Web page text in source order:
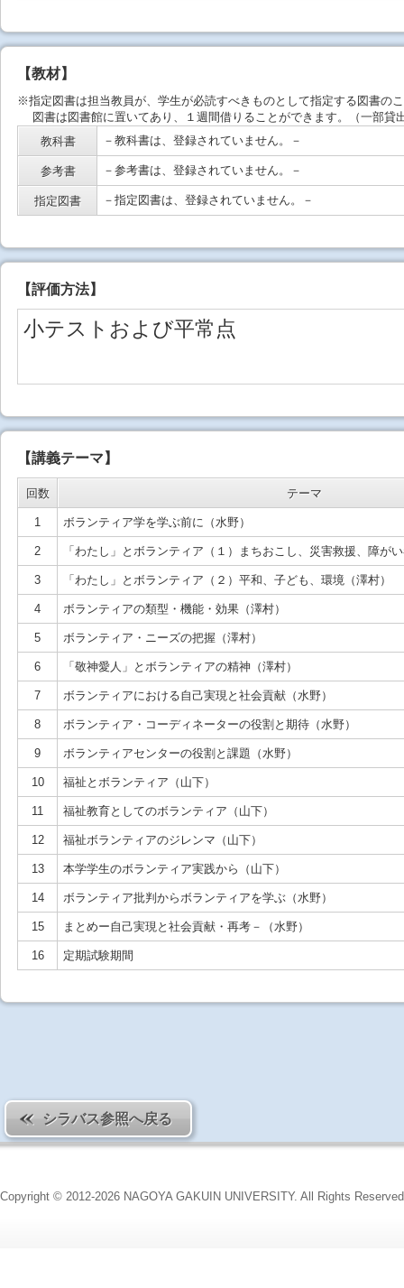
【教材】
※指定図書は担当教員が、学生が必読すべきものとして指定する図書の
図書は図書館に置いてあり、１週間借りることができます。（一部貸
教科書
－教科書は、登録されていません。－
参考書 －参考書は、登録されていません。－
指定図書 －指定図書は、登録されていません。－
【評価方法】
小テストおよび平常点
【講義テーマ】
回数 テーマ
1 ボランティア学を学ぶ前に（水野）
2 「わたし」とボランティア（１）まちおこし、災害救援、障が
3 「わたし」とボランティア（２）平和、子ども、環境（澤村）
4 ボランティアの類型・機能・効果（澤村）
5 ボランティア・ニーズの把握（澤村）
6 「敬神愛人」とボランティアの精神（澤村）
7 ボランティアにおける自己実現と社会貢献（水野）
8 ボランティア・コーディネーターの役割と期待（水野）
9 ボランティアセンターの役割と課題（水野）
10 福祉とボランティア（山下）
11 福祉教育としてのボランティア（山下）
12 福祉ボランティアのジレンマ（山下）
13 本学学生のボランティア実践から（山下）
14 ボランティア批判からボランティアを学ぶ（水野）
15 まとめー自己実現と社会貢献・再考－（水野）
16 定期試験期間
シラバス参照へ戻る
Copyright © 2012-2026 NAGOYA GAKUIN UNIVERSITY. All Rights